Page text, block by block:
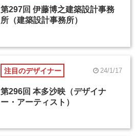
第297回 伊藤博之建築設計事務
所（建築設計事務所）
注目のデザイナー 24/1/17
第296回 本多沙映（デザイナ
ー・アーティスト）